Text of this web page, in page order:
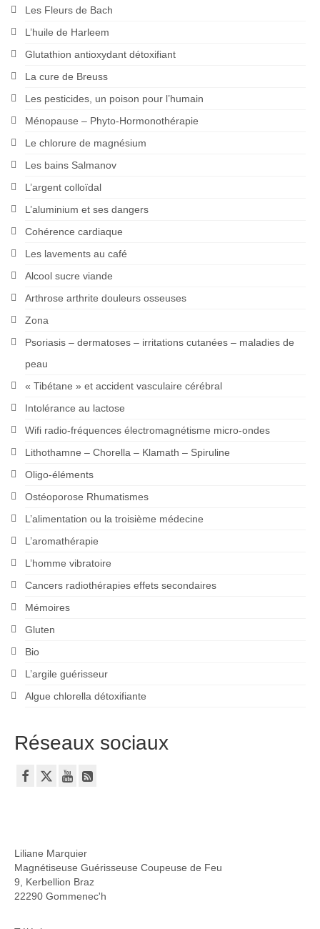
Les Fleurs de Bach
L’huile de Harleem
Glutathion antioxydant détoxifiant
La cure de Breuss
Les pesticides, un poison pour l’humain
Ménopause – Phyto-Hormonothérapie
Le chlorure de magnésium
Les bains Salmanov
L’argent colloïdal
L’aluminium et ses dangers
Cohérence cardiaque
Les lavements au café
Alcool sucre viande
Arthrose arthrite douleurs osseuses
Zona
Psoriasis – dermatoses – irritations cutanées – maladies de
peau
« Tibétane » et accident vasculaire cérébral
Intolérance au lactose
Wifi radio-fréquences électromagnétisme micro-ondes
Lithothamne – Chorella – Klamath – Spiruline
Oligo-éléments
Ostéoporose Rhumatismes
L’alimentation ou la troisième médecine
L’aromathérapie
L’homme vibratoire
Cancers radiothérapies effets secondaires
Mémoires
Gluten
Bio
L’argile guérisseur
Algue chlorella détoxifiante
Réseaux sociaux
Liliane Marquier
Magnétiseuse Guérisseuse Coupeuse de Feu
9, Kerbellion Braz
22290 Gommenec'h